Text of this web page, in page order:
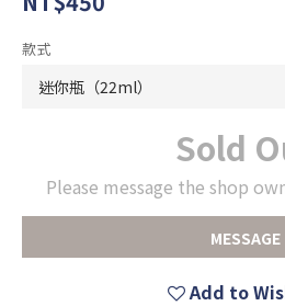
款式
Sold
Please message the shop
MESSAGE
Add to